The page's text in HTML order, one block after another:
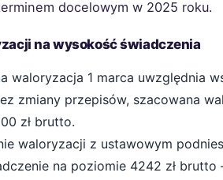
docelowym w 2025 roku.
na wysokość świadczenia
waloryzacja 1 marca uwzględnia
zmiany przepisów, szacowana
zł brutto.
waloryzacji z ustawowym
na poziomie 4242 zł